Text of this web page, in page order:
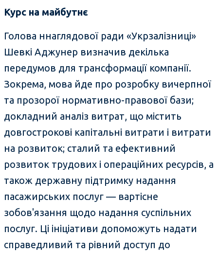
Курс на майбутнє
Голова ннаглядової ради «Укрзалізниці»
Шевкі Аджунер визначив декілька
передумов для трансформації компанії.
Зокрема, мова йде про розробку вичерпної
та прозорої нормативно-правової бази;
докладний аналіз витрат, що містить
довгострокові капітальні витрати і витрати
на розвиток; сталий та ефективний
розвиток трудових і операційних ресурсів, а
також державну підтримку надання
пасажирських послуг — вартісне
зобов'язання щодо надання суспільних
послуг. Ці ініціативи допоможуть надати
справедливий та рівний доступ до